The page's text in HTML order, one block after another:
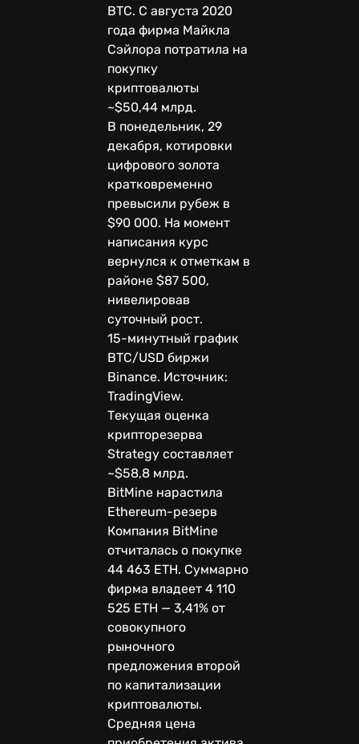
BTC. С августа 2020
года фирма Майкла
Сэйлора потратила на
покупку
криптовалюты
~$50,44 млрд.
В понедельник, 29
декабря, котировки
цифрового золота
кратковременно
превысили рубеж в
$90 000. На момент
написания курс
вернулся к отметкам в
районе $87 500,
нивелировав
суточный рост.
15-минутный график
BTC/USD биржи
Binance. Источник:
TradingView.
Текущая оценка
крипторезерва
Strategy составляет
~$58,8 млрд.
BitMine нарастила
Ethereum-резерв
Компания BitMine
отчиталась о покупке
44 463 ETH. Суммарно
фирма владеет 4 110
525 ETH — 3,41% от
совокупного
рыночного
предложения второй
по капитализации
криптовалюты.
Средняя цена